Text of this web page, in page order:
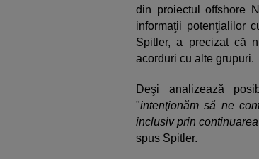
din proiectul offshore
informaţii potenţialilor
Spitler, a precizat că
acorduri cu alte grupuri.
Deşi analizează
"intenţionăm să ne
inclusiv prin
spus Spitler.